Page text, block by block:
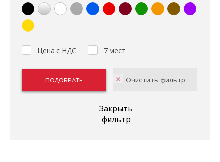
Цена с НДС 7 мест
Закрыть
фильтр